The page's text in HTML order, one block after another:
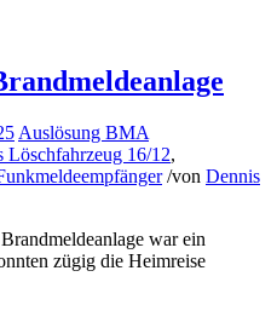
Auslösung BMA
Löschfahrzeug 16/12,
/von Dennis
war ein
zügig die Heimreise